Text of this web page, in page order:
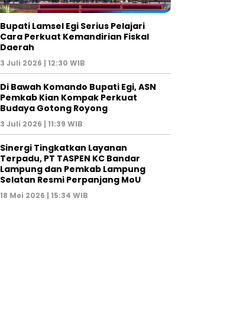
Bupati Lamsel Egi Serius Pelajari
Cara Perkuat Kemandirian Fiskal
Daerah
3 Juli 2026 | 12:30 WIB
Di Bawah Komando Bupati Egi, ASN
Pemkab Kian Kompak Perkuat
Budaya Gotong Royong
3 Juli 2026 | 11:39 WIB
Sinergi Tingkatkan Layanan
Terpadu, PT TASPEN KC Bandar
Lampung dan Pemkab Lampung
Selatan Resmi Perpanjang MoU
18 Mei 2026 | 15:34 WIB